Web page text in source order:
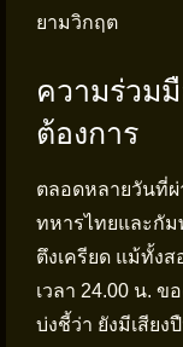
ยามวิกฤต
ความร่วม
ต้องการ
ตลอดหลายวันที่
ทหารไทยและกัม
ตึงเครียด แม้ทั้ง
เวลา 24.00 น.
บ่งชี้ว่า ยังมีเสีย